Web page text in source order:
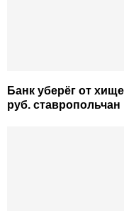
Банк уберёг от
руб. ставропольчан